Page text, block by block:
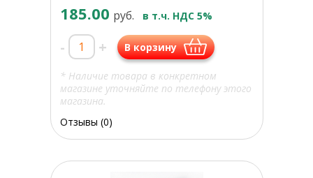
185.00 руб. в т.ч. НДС 5%
- + В корзину
* Наличие товара в конкретном
магазине уточняйте по телефону этого
магазина.
Отзывы (0)